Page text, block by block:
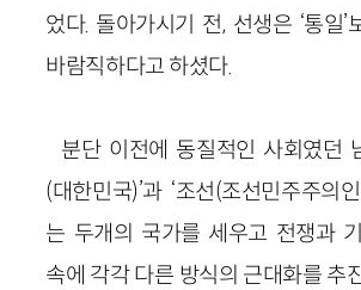
었다. 돌아가시기 전, 선생은 ‘통일’
바람직하다고 하셨다.
분단 이전에 동질적인 사회였던
(대한민국)’과 ‘조선(조선민주주의
는 두개의 국가를 세우고 전쟁과
속에 각각 다른 방식의 근대화를 추